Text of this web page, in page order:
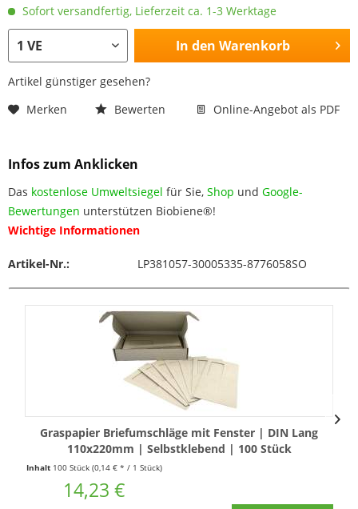
Sofort versandfertig, Lieferzeit ca. 1-3 Werktage
In den Warenkorb
Artikel günstiger gesehen?
Merken
Bewerten Online-Angebot als PDF
Infos zum Anklicken
Das kostenlose Umweltsiegel für Sie, Shop und Google-
Bewertungen unterstützen Biobiene®!
Wichtige Informationen
Artikel-Nr.: LP381057-30005335-8776058SO
Graspapier Briefumschläge mit Fenster | DIN Lang
110x220mm | Selbstklebend | 100 Stück
Inhalt 100 Stück (0,14 € * / 1 Stück)
14,23 €